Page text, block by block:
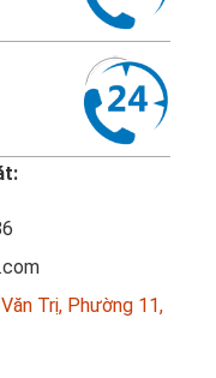
Trị, Phường 11,